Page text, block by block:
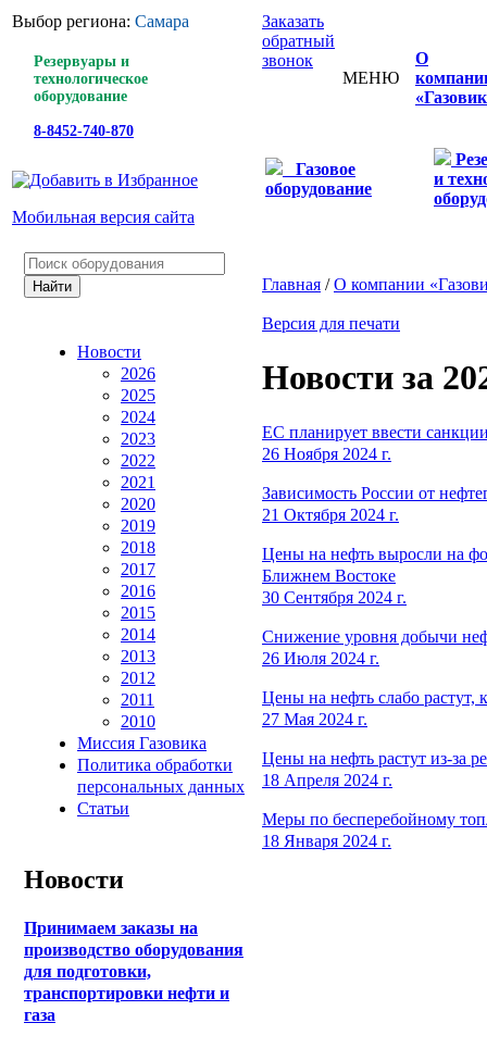
Выбор региона: Самара
Резервуары и
технологическое
оборудование
8-8452-740-870
Мобильная версия сайта
Заказать
обратный
звонок
МЕНЮ
О
Газовое
оборудование
и
Новости
2026
2025
2024
2023
2022
2021
2020
2019
2018
2017
2016
2015
2014
2013
2012
2011
2010
Миссия Газовика
Политика обработки
персональных данных
Статьи
Новости
Принимаем заказы на
производство оборудования
для подготовки,
транспортировки нефти и
газа
Главная /О компании
Версия для печати
Новости за
ЕС планирует ввести
26 Ноября 2024 г.
Зависимость России от
21 Октября 2024 г.
Цены на нефть выросли на
Ближнем Востоке
30 Сентября 2024 г.
Снижение уровня добычи
26 Июля 2024 г.
Цены на нефть слабо растут,
27 Мая 2024 г.
Цены на нефть растут из-за
18 Апреля 2024 г.
Меры по бесперебойному
18 Января 2024 г.